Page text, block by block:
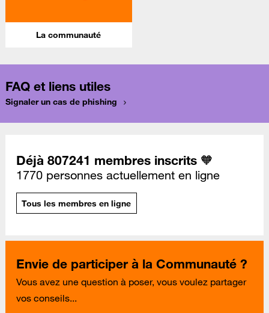
La communauté
FAQ et liens utiles
Signaler un cas de phishing
Déjà 807241 membres inscrits 🧡
1770 personnes actuellement en ligne
Tous les membres en ligne
Envie de participer à la Communauté ?
Vous avez une question à poser, vous voulez partager
vos conseils...